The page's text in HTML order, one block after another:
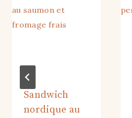
Sandwich
nordique au